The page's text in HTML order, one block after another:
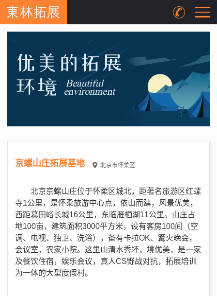
京螺山庄拓展基地 北京市怀柔区
北京京螺山庄位于怀柔区城北，距著名旅游区红螺
寺1公里，是怀柔旅游中心点，依山而建，风景优美，
西距慕田峪长城16公里，东临雁栖湖11公里。山庄占
地100亩，建筑面积3000平方米，设有客房100间（空
调、电视、独卫、洗浴），备有卡拉OK、篝火晚会，
会议室，农家小院。这里山清水秀坏，境优美，是一家
及餐饮住宿，娱乐会议，真人CS野战对抗，拓展培训
为一体的大型度假村。